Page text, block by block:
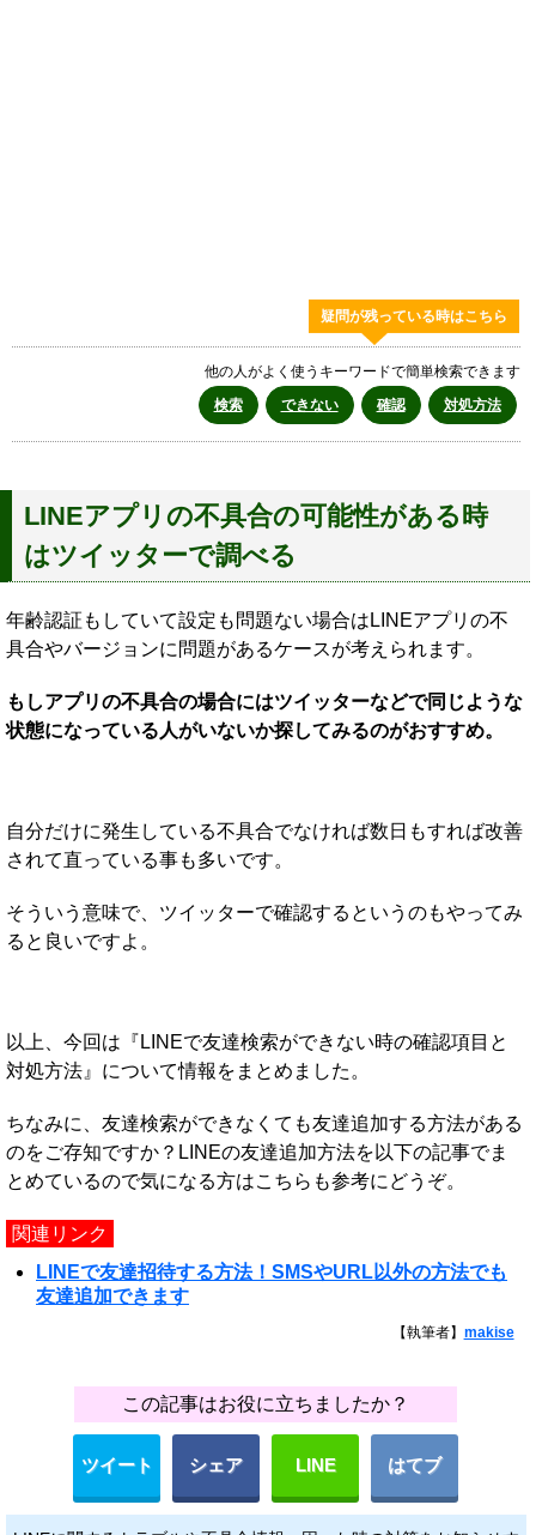
疑問が残っている時はこちら
他の人がよく使うキーワードで簡単検索できます
検索
できない 確認 対処方法
LINEアプリの不具合の可能性がある時
はツイッターで調べる
年齢認証もしていて設定も問題ない場合はLINEアプリの不
具合やバージョンに問題があるケースが考えられます。
もしアプリの不具合の場合にはツイッターなどで同じような
状態になっている人がいないか探してみるのがおすすめ。
自分だけに発生している不具合でなければ数日もすれば改善
されて直っている事も多いです。
そういう意味で、ツイッターで確認するというのもやってみ
ると良いですよ。
以上、今回は『LINEで友達検索ができない時の確認項目と
対処方法』について情報をまとめました。
ちなみに、友達検索ができなくても友達追加する方法がある
のをご存知ですか？LINEの友達追加方法を以下の記事でま
とめているので気になる方はこちらも参考にどうぞ。
関連リンク
LINEで友達招待する方法！SMSやURL以外の方法でも
友達追加できます
【執筆者】 makise
この記事はお役に立ちましたか？
ツイート シェア LINE はてブ